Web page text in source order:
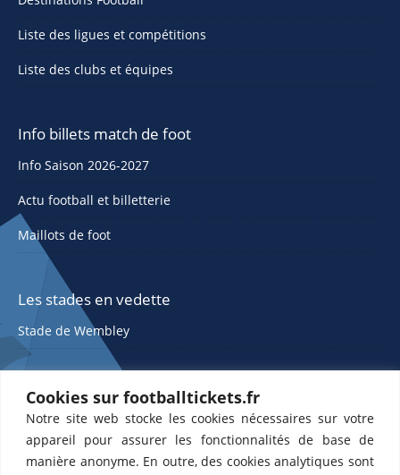
Cookies sur footballtickets.fr
Notre site web stocke les cookies nécessaires sur votre
appareil pour assurer les fonctionnalités de base de
manière anonyme. En outre, des cookies analytiques sont
Liste des ligues et compétitions
Liste des clubs et équipes
Info billets match de foot
Info Saison 2026-2027
Actu football et billetterie
Maillots de foot
Les stades en vedette
Stade de Wembley